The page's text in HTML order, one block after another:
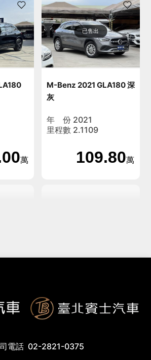
萬
已售出
M-Benz 2021 GLA180 深
灰
年 份 2021
里程數 2.1109
109.80萬
電話 02-2821-0375